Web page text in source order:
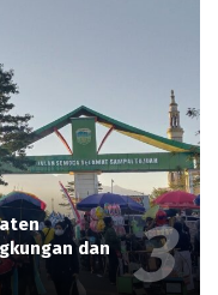
dan